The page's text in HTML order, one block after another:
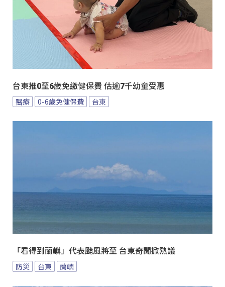
台東推0至6歲免繳健保費 估逾7千幼童受惠
醫療 0-6歲免健保費 台東
「看得到蘭嶼」代表颱風將至 台東奇聞掀熱議
防災 台東 蘭嶼